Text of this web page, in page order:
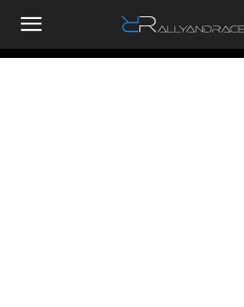
RallyandRaces.com